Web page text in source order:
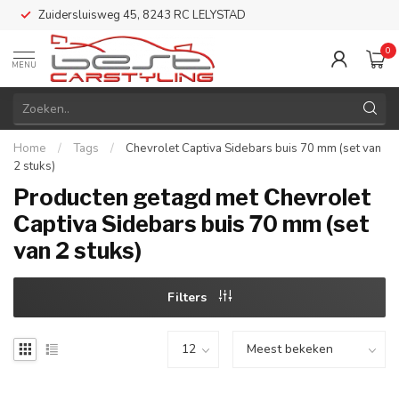
Zuidersluisweg 45, 8243 RC LELYSTAD
MENU
0
Home / Tags /
Chevrolet Captiva Sidebars buis 70 mm (set van
2 stuks)
Producten getagd met Chevrolet
Captiva Sidebars buis 70 mm (set
van 2 stuks)
Filters